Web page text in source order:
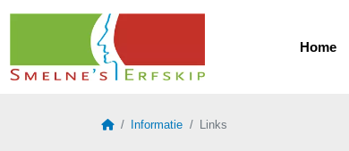
Home
HomeInformatie Links